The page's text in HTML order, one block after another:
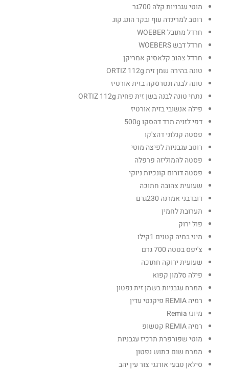
מוטי עגבניות קלה 700גר
רוטב למרינדה עוף ובקר הונג קוג
חרדל מתובל WOEBER
חרדל דבש WOEBERS
חרדל צהוב קלאסיק אמריקן
טונה בהירה שמן זית ORTIZ 112g
טונה לבנה ונטרסקה בזית אורטיז
נתחי טונה לבנה בשן זית פחית ORTIZ 112g
פילה אנשובי בזית אורטיז
דפי לזניה תרד דהסקו 500g
פסטה קנלוני דהצ'קו
רוטב עגבניות לפיצה מוטי
פסטה להמוליזה פרפלה
פסטה דורום קונכיות ניוקי
שעועית צהובה חתוכה
דובדבני אמרנה 230גרם
תערובת לחמין
פול ירוק
מיני במיה קטנים 1קילו
צ'יפס בטטה 700 גרם
שעועית ירוקה חתוכה
פילה סלמון קפוא
ממרח עגבניות בשמן זית נפטון
רמיה REMIA פיקנטי עדין
מיונז Remia
רמיה REMIA קטשופ
מוטי שפורפרת תרכיז עגבניות
ממרח שום כתוש נפטון
סילאן טבעי אורגני צור עין יהב